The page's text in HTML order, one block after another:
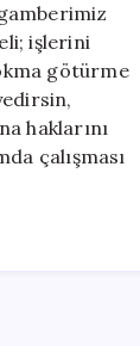
işlerini
götürme
haklarını
çalışması